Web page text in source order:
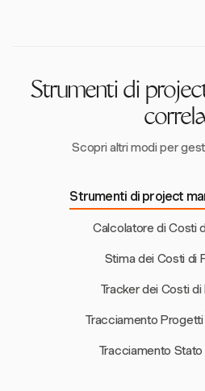
Strumenti di
Scopri altri modi per
Strumenti di project
Calcolatore di Costi
Stima dei Costi di
Tracker dei Costi
Tracciamento
Tracciamento